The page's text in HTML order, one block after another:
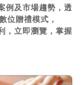
例及市場趨勢，透
位贈禮模式，
，立即瀏覽，掌握